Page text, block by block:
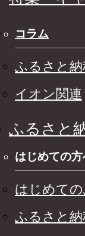
コラム
ふるさと納
イオン関連
ふるさと
はじめての方
はじめて
ふるさと